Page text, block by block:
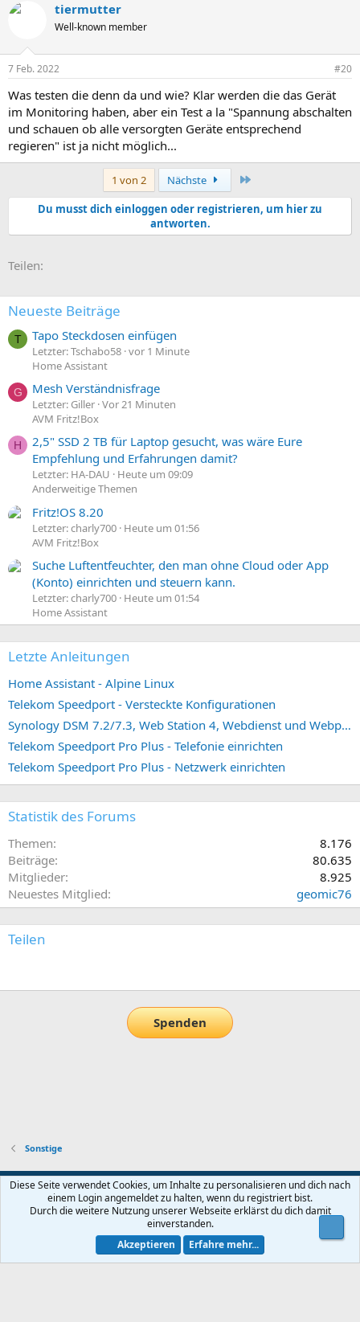
tiermutter
Well-known member
7 Feb. 2022 #20
Was testen die denn da und wie? Klar werden die das Gerät
im Monitoring haben, aber ein Test a la "Spannung abschalten
und schauen ob alle versorgten Geräte entsprechend
regieren" ist ja nicht möglich...
1 von 2 Nächste
Du musst dich einloggen oder registrieren, um hier zu
antworten.
Teilen:
Neueste Beiträge
T Tapo Steckdosen einfügen
Letzter: Tschabo58 vor 1 Minute
Home Assistant
G Mesh Verständnisfrage
Letzter: Giller Vor 21 Minuten
AVM Fritz!Box
H
2,5" SSD 2 TB für Laptop gesucht, was wäre Eure
Empfehlung und Erfahrungen damit?
Letzter: HA-DAU
Heute um 09:09
Anderweitige Themen
Fritz!OS 8.20
Letzter: charly700 Heute um 01:56
AVM Fritz!Box
Suche Luftentfeuchter, den man ohne Cloud oder App
(Konto) einrichten und steuern kann.
Letzter: charly700 Heute um 01:54
Home Assistant
Letzte Anleitungen
Home Assistant - Alpine Linux
Telekom Speedport - Versteckte Konfigurationen
Synology DSM 7.2/7.3, Web Station 4, Webdienst und Webportal erstellen (ehemals vHost)
Telekom Speedport Pro Plus - Telefonie einrichten
Telekom Speedport Pro Plus - Netzwerk einrichten
Statistik des Forums
Themen
8.176
Beiträge
80.635
Mitglieder
8.925
Neuestes Mitglied
geomic76
Teilen
Spenden
Sonstige
Default-Theme
Nutzungsbedingungen
Datenschutz Hilfe und Impressum Start
Community platform by XenForo® © 2010-2026 XenForo Ltd.
Diese Seite verwendet Cookies, um Inhalte zu personalisieren und dich nach
einem Login angemeldet zu halten, wenn du registriert bist.
Durch die weitere Nutzung unserer Webseite erklärst du dich damit
einverstanden.
Akzeptieren
Erfahre mehr...